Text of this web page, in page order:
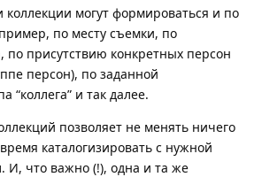
коллекции могут формироваться и по
по месту съемки, по
по присутствию конкретных персон
персон), по заданной
“коллега” и так далее.
позволяет не менять ничего
каталогизировать с нужной
И, что важно (!), одна и та же